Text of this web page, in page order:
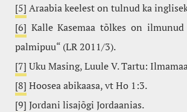
[5] Araabia keelest on tulnud ka
[6] Kalle Kasemaa tõlkes on ilmunud
palmipuu“ (LR 2011/3).
[7] Uku Masing, Luule V. Tartu:
[8] Hoosea abikaasa, vt Ho 1:3.
[9] Jordani lisajõgi Jordaanias.